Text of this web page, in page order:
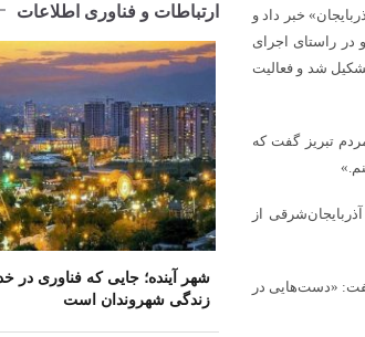
سونگون آذربایجان» خبر داد و
در راستای اجرای
شد و فعالیت
با مردم تبریز گفت که
از
در خطبه‌های نماز جمعه گفت: «دست‌هایی در
درباره روزهای سرنوشت‌ساز
11:27 جهاد خدمت در محلات
اطلاع‌رسانی درست و
بحران، موجب آرامش افکار عمومی
11:48
مرکز خدماتی و رفاهی جدید
راه اندازی می شود
10:30
افزایش محدوده تردد
استان‌های شمال و شمال‌غرب کشور
9:27
رفع
دنبال می‌شود
9:20
از پشت باجه تا خدمات
ارتباطات و فناوری اطلاعات
شهر آینده؛ جایی که فناوری در
زندگی شهروندان است